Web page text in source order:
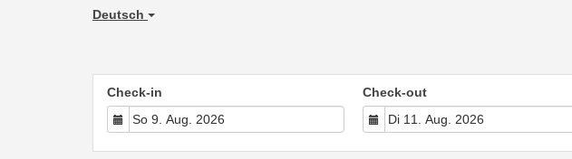
Deutsch
Check-in Check-out